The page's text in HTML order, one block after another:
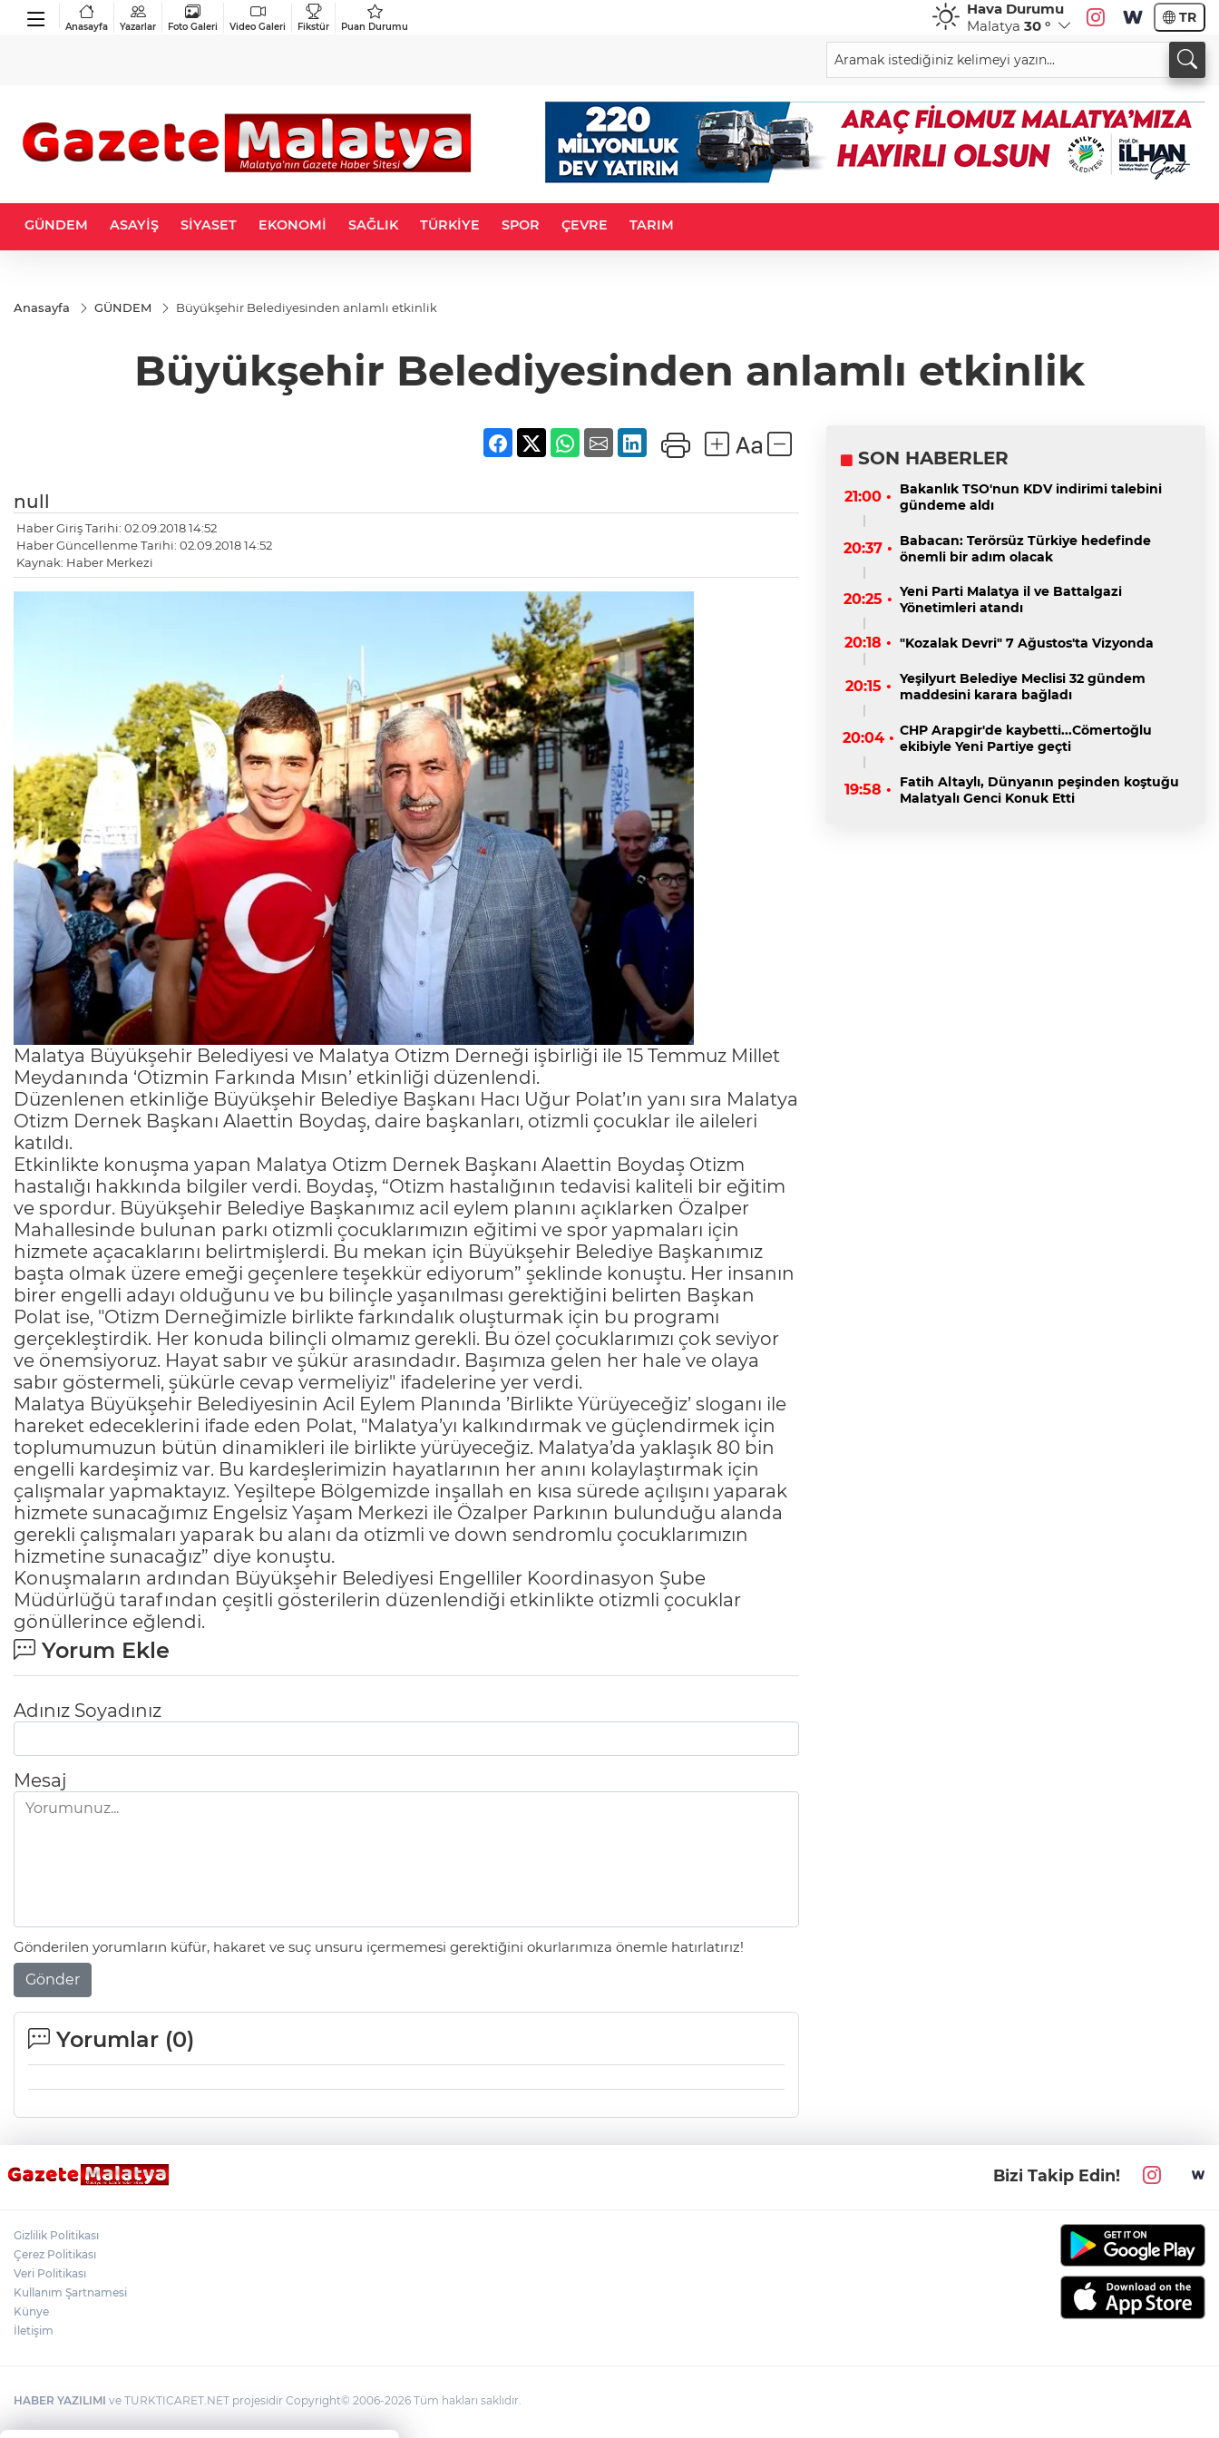
Anasayfa Yazarlar Foto Galeri Video Galeri Fikstür Puan Durumu
Hava Durumu
Malatya 30 ° TR
GÜNDEM ASAYİŞ SİYASET EKONOMİ SAĞLIK TÜRKİYE SPOR ÇEVRE TARIM
Anasayfa GÜNDEM Büyükşehir Belediyesinden anlamlı etkinlik
Büyükşehir Belediyesinden anlamlı etkinlik
null
Haber Giriş Tarihi: 02.09.2018 14:52
Haber Güncellenme Tarihi: 02.09.2018 14:52
Kaynak: Haber Merkezi
Malatya Büyükşehir Belediyesi ve Malatya Otizm Derneği işbirliği ile 15 Temmuz Millet
Meydanında ‘Otizmin Farkında Mısın’ etkinliği düzenlendi.
Düzenlenen etkinliğe Büyükşehir Belediye Başkanı Hacı Uğur Polat’ın yanı sıra Malatya
Otizm Dernek Başkanı Alaettin Boydaş, daire başkanları, otizmli çocuklar ile aileleri
katıldı.
Etkinlikte konuşma yapan Malatya Otizm Dernek Başkanı Alaettin Boydaş Otizm
hastalığı hakkında bilgiler verdi. Boydaş, “Otizm hastalığının tedavisi kaliteli bir eğitim
ve spordur. Büyükşehir Belediye Başkanımız acil eylem planını açıklarken Özalper
Mahallesinde bulunan parkı otizmli çocuklarımızın eğitimi ve spor yapmaları için
hizmete açacaklarını belirtmişlerdi. Bu mekan için Büyükşehir Belediye Başkanımız
başta olmak üzere emeği geçenlere teşekkür ediyorum” şeklinde konuştu. Her insanın
birer engelli adayı olduğunu ve bu bilinçle yaşanılması gerektiğini belirten Başkan
Polat ise, "Otizm Derneğimizle birlikte farkındalık oluşturmak için bu programı
gerçekleştirdik. Her konuda bilinçli olmamız gerekli. Bu özel çocuklarımızı çok seviyor
ve önemsiyoruz. Hayat sabır ve şükür arasındadır. Başımıza gelen her hale ve olaya
sabır göstermeli, şükürle cevap vermeliyiz" ifadelerine yer verdi.
Malatya Büyükşehir Belediyesinin Acil Eylem Planında ’Birlikte Yürüyeceğiz’ sloganı ile
hareket edeceklerini ifade eden Polat, "Malatya’yı kalkındırmak ve güçlendirmek için
toplumumuzun bütün dinamikleri ile birlikte yürüyeceğiz. Malatya’da yaklaşık 80 bin
engelli kardeşimiz var. Bu kardeşlerimizin hayatlarının her anını kolaylaştırmak için
çalışmalar yapmaktayız. Yeşiltepe Bölgemizde inşallah en kısa sürede açılışını yaparak
hizmete sunacağımız Engelsiz Yaşam Merkezi ile Özalper Parkının bulunduğu alanda
gerekli çalışmaları yaparak bu alanı da otizmli ve down sendromlu çocuklarımızın
hizmetine sunacağız” diye konuştu.
Konuşmaların ardından Büyükşehir Belediyesi Engelliler Koordinasyon Şube
Müdürlüğü tarafından çeşitli gösterilerin düzenlendiği etkinlikte otizmli çocuklar
gönüllerince eğlendi.
Yorum Ekle
Adınız Soyadınız
Mesaj
Gönderilen yorumların küfür, hakaret ve suç unsuru içermemesi gerektiğini okurlarımıza önemle hatırlatırız!
Gönder
Yorumlar (0)
SON HABERLER
21:00 •
Bakanlık TSO'nun KDV indirimi talebini
gündeme aldı
20:37 • Babacan: Terörsüz Türkiye hedefinde
önemli bir adım olacak
20:25 • Yeni Parti Malatya il ve Battalgazi
Yönetimleri atandı
20:18 • "Kozalak Devri" 7 Ağustos'ta Vizyonda
20:15 • Yeşilyurt Belediye Meclisi 32 gündem
maddesini karara bağladı
20:04 • CHP Arapgir'de kaybetti...Cömertoğlu
ekibiyle Yeni Partiye geçti
19:58 •
Fatih Altaylı, Dünyanın peşinden koştuğu
Malatyalı Genci Konuk Etti
Bizi Takip Edin!
Gizlilik Politikası
Çerez Politikası
Veri Politikası
Kullanım Şartnamesi
Künye
İletişim
HABER YAZILIMI ve TURKTICARET.NET projesidir Copyright© 2006-2026 Tüm hakları saklıdır.